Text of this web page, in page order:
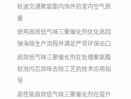
轨道交通聚氨酯内饰件的室内空气质
量
使用高效低气味三聚催化剂优化高回
弹海绵生产流程并满足严苛环保出口
高效低气味三聚催化剂在处理聚氨酯
软泡内芯异味去除工艺的技术应用指
导
高性能高效低气味三聚催化剂在提升